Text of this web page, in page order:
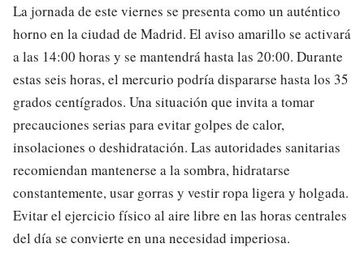
La jornada de este viernes se presenta como un auténtico
horno en la ciudad de Madrid. El aviso amarillo se activará
a las 14:00 horas y se mantendrá hasta las 20:00. Durante
estas seis horas, el mercurio podría dispararse hasta los 35
grados centígrados. Una situación que invita a tomar
precauciones serias para evitar golpes de calor,
insolaciones o deshidratación. Las autoridades sanitarias
recomiendan mantenerse a la sombra, hidratarse
constantemente, usar gorras y vestir ropa ligera y holgada.
Evitar el ejercicio físico al aire libre en las horas centrales
del día se convierte en una necesidad imperiosa.